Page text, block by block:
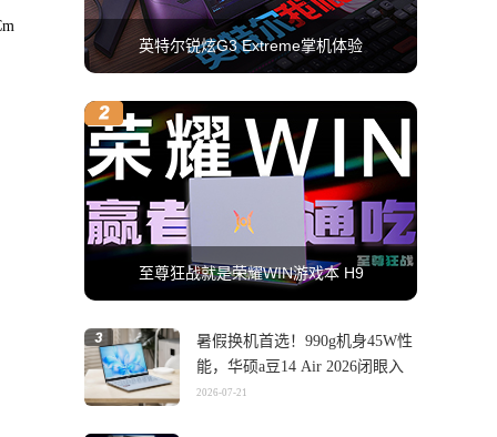
英特尔锐炫G3 Extreme掌机体验
至尊狂战就是荣耀WIN游戏本 H9
暑假换机首选！990g机身45W性
能，华硕a豆14 Air 2026闭眼入
2026-07-21